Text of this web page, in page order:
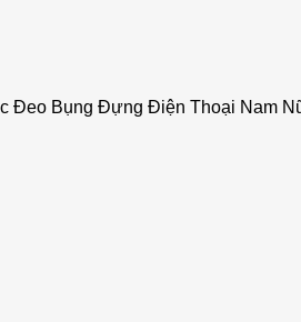
Đeo Bụng Đựng Điện Thoại Nam